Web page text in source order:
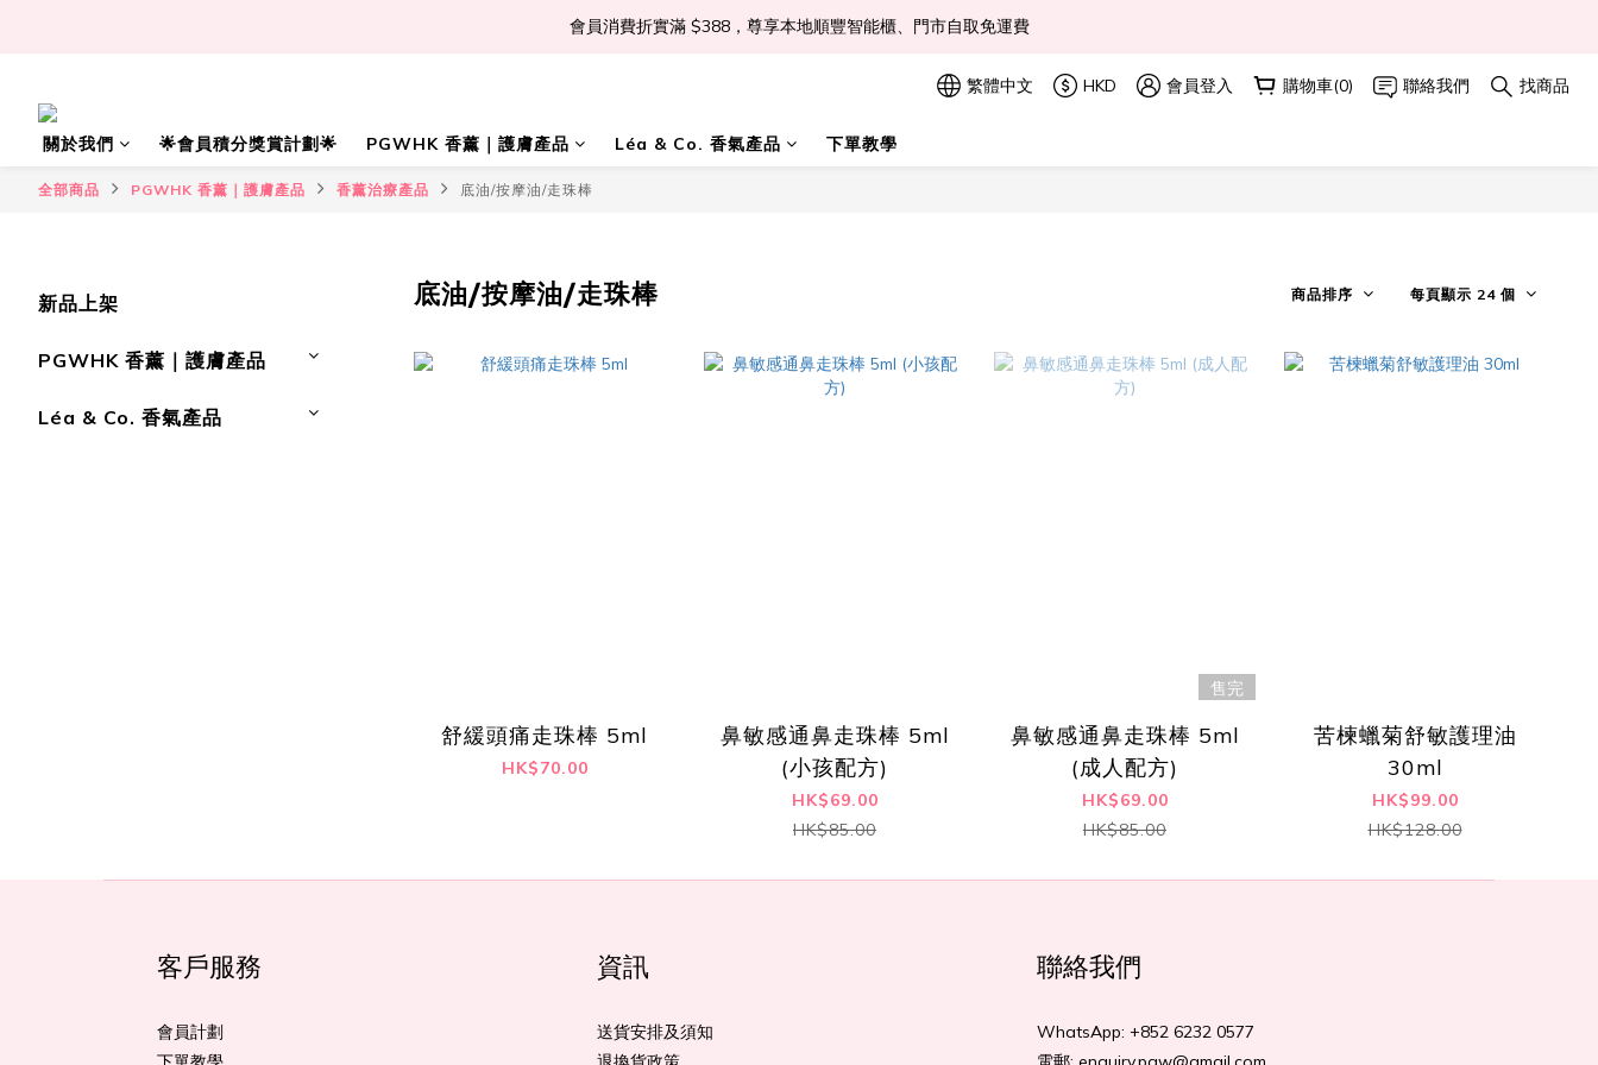
📣Léa & Co. 香氣產品🎉正式登陸PGWHK🎊
會員消費折實滿 $388，尊享本地順豐智能櫃、門市自取免運費
JOIN US Get $ 30 E-Coins🪙｜免費註冊成為會員! 即獲 $30 購買金獎賞
📣Léa & Co. 香氣產品🎉正式登陸PGWHK🎊
繁體中文 HKD 會員登入 購物車(0) 聯絡我們 找商品
關於我們 🌟會員積分獎賞計劃🌟 PGWHK 香薰｜護膚產品 Léa & Co. 香氣產品 下單教學
全部商品 PGWHK 香薰｜護膚產品 香薰治療產品 底油/按摩油/走珠棒
新品上架
PGWHK 香薰｜護膚產品
Léa & Co. 香氣產品
底油/按摩油/走珠棒 商品排序 每頁顯示 24 個
舒緩頭痛走珠棒 5ml
HK$70.00
鼻敏感通鼻走珠棒 5ml
(小孩配方)
HK$69.00
HK$85.00
售完
鼻敏感通鼻走珠棒 5ml
(成人配方)
HK$69.00
HK$85.00
苦楝蠟菊舒敏護理油
30ml
HK$99.00
HK$128.00
客戶服務
會員計劃
資訊
送貨安排及須知
聯絡我們
WhatsApp: +852 6232 0577